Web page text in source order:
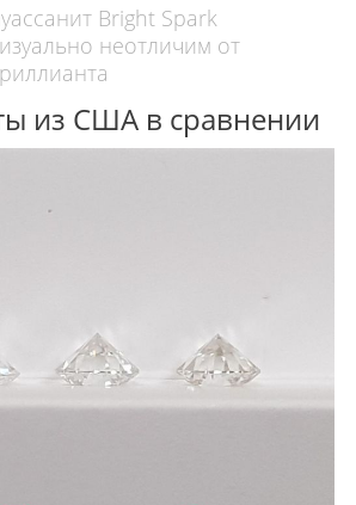
Bright Spark
неотличим от
из США в сравнении